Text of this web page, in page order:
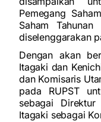
Pemegang
Saham
diselenggarakan
Dengan akan
Itagaki dan
dan Komisaris
pada RUPST
sebagai
Itagaki sebagai